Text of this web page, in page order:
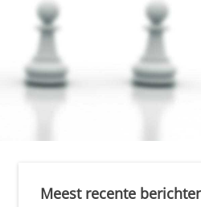
Meest recente